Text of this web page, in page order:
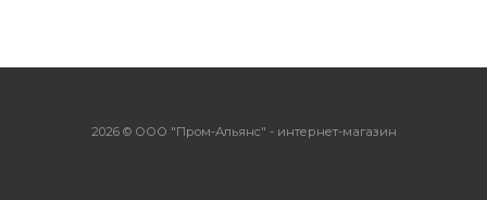
2026 © ООО "Пром-Альянс" - интернет-магазин